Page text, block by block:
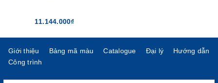
11.144.000₫
Giới thiệu Bảng mã màu Catalogue Đại lý
Hướng dẫn
Công trình